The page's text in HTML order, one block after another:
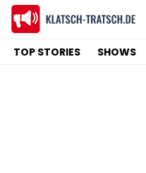
TOP STORIES SHOWS